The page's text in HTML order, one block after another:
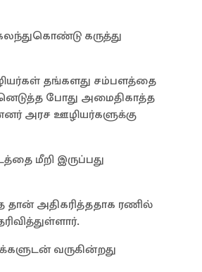
கருத்து
தங்களது சம்பளத்தை
போது அமைதிகாத்த
அரச ஊழியர்களுக்கு
மீறி இருப்பது
அதிகரித்ததாக ரணில்
வருகின்றது